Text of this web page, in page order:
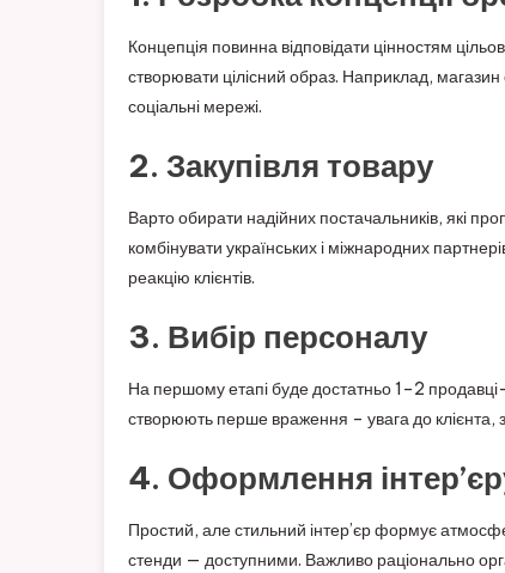
Концепція повинна відповідати цінностям
створювати цілісний образ. Наприклад,
соціальні мережі.
2. Закупівля товару
Варто обирати надійних постачальників, які
комбінувати українських і міжнародних
реакцію клієнтів.
3. Вибір персоналу
На першому етапі буде достатньо 1–2
створюють перше враження – увага до клієнта,
4. Оформлення
Простий, але стильний інтер’єр формує
стенди — доступними. Важливо раціонально